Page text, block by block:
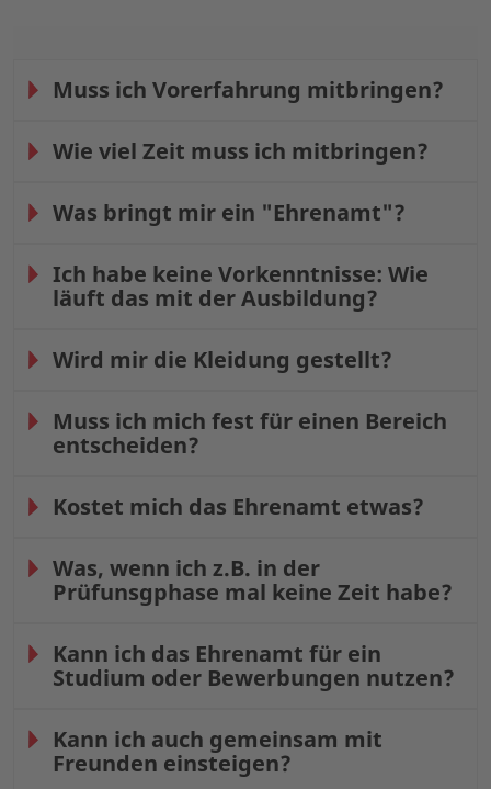
Muss ich Vorerfahrung mitbringen?
Wie viel Zeit muss ich mitbringen?
Was bringt mir ein "Ehrenamt"?
Ich habe keine Vorkenntnisse: Wie
läuft das mit der Ausbildung?
Wird mir die Kleidung gestellt?
Muss ich mich fest für einen Bereich
entscheiden?
Kostet mich das Ehrenamt etwas?
Was, wenn ich z.B. in der
Prüfunsgphase mal keine Zeit habe?
Kann ich das Ehrenamt für ein
Studium oder Bewerbungen nutzen?
Kann ich auch gemeinsam mit
Freunden einsteigen?